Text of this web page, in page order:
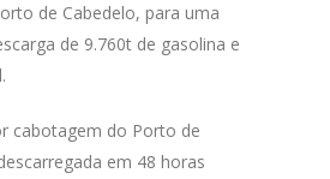
de Cabedelo, para uma
de 9.760t de gasolina e
cabotagem do Porto de
em 48 horas